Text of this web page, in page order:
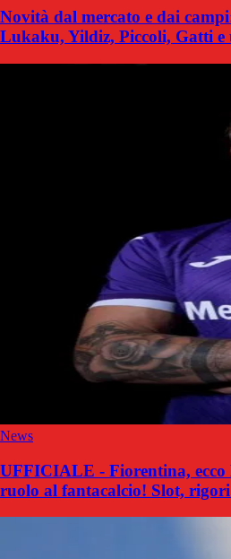
Novità dal mercato e dai
Lukaku, Yildiz, Piccoli, Gatti
News
UFFICIALE - Fiorentina, ecco
ruolo al fantacalcio! Slot, rigori